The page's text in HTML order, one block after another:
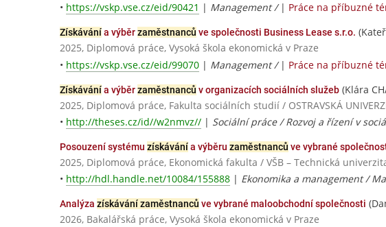
• https://vskp.vse.cz/eid/90421 | Management / | Práce na příbuzné
Získávánía výběrzaměstnanců ve společnosti Business Lease s.r.o.
2025, Diplomová práce, Vysoká škola ekonomická v Praze
• https://vskp.vse.cz/eid/99070 | Management / | Práce na příbuzné
Získávánía výběrzaměstnanců v organizacích sociálních služeb (Klára
2025, Diplomová práce, Fakulta sociálních studií / OSTRAVSKÁ
• http://theses.cz/id//w2nmvz// | Sociální práce / Rozvoj a řízení v
Posouzení systému získávánía výběru zaměstnanců ve vybrané
2025, Diplomová práce, Ekonomická fakulta / VŠB – Technická
• http://hdl.handle.net/10084/155888 | Ekonomika a management /
Analýza získávání zaměstnanců ve vybrané maloobchodní společnosti
2026, Bakalářská práce, Vysoká škola ekonomická v Praze